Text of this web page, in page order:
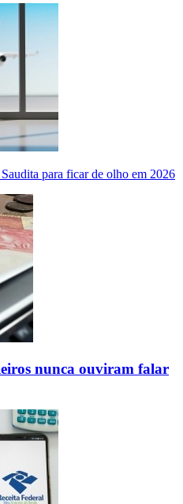
para ficar de olho em 2026
nunca ouviram falar